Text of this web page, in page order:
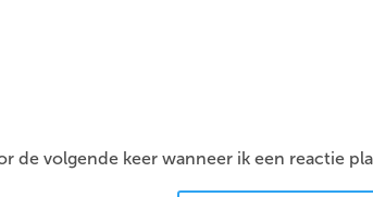
de volgende keer wanneer ik een reactie